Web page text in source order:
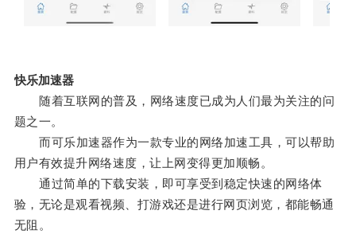
快乐加速器
随着互联网的普及，网络速度已成为人们最为关注的问
题之一。
而可乐加速器作为一款专业的网络加速工具，可以帮助
用户有效提升网络速度，让上网变得更加顺畅。
通过简单的下载安装，即可享受到稳定快速的网络体
验，无论是观看视频、打游戏还是进行网页浏览，都能畅通
无阻。